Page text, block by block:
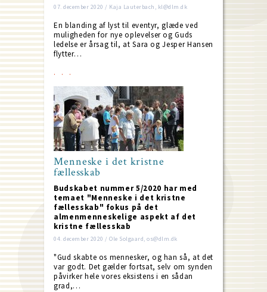
07. december 2020 / Kaja Lauterbach, kl@dlm.dk
En blanding af lyst til eventyr, glæde ved
muligheden for nye oplevelser og Guds
ledelse er årsag til, at Sara og Jesper Hansen
flytter…
Menneske i det kristne
fællesskab
Budskabet nummer 5/2020 har med
temaet "Menneske i det kristne
fællesskab" fokus på det
almenmenneskelige aspekt af det
kristne fællesskab
04. december 2020 / Ole Solgaard, os@dlm.dk
"Gud skabte os mennesker, og han så, at det
var godt. Det gælder fortsat, selv om synden
påvirker hele vores eksistens i en sådan
grad,…